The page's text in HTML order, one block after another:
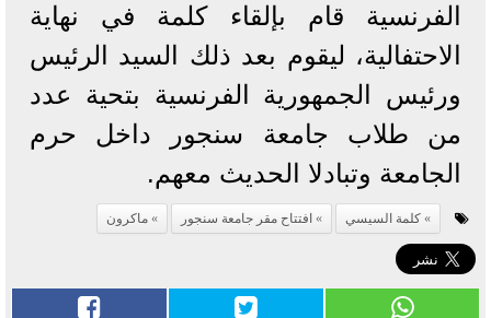
الفرنسية قام بإلقاء كلمة في نهاية
الاحتفالية، ليقوم بعد ذلك السيد الرئيس
ورئيس الجمهورية الفرنسية بتحية عدد
من طلاب جامعة سنجور داخل حرم
الجامعة وتبادلا الحديث معهم.
كلمة السيسي افتتاح مقر جامعة سنجور ماكرون